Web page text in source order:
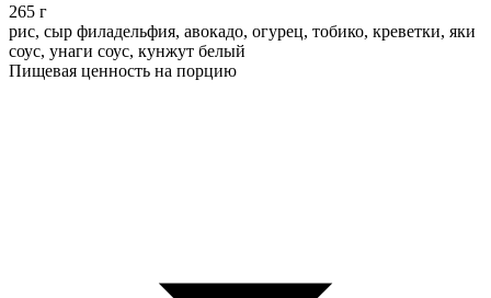
265 г
рис, сыр филадельфия, авокадо, огурец, тобико, креветки, яки
соус, унаги соус, кунжут белый
Пищевая ценность на порцию